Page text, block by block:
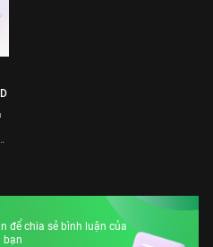
để chia sẻ bình luận của
bạn